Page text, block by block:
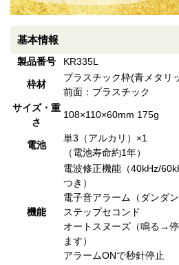
基本情報
製品番号 KR335L
枠材
プラスチック枠(青メタリ
前面：プラスチック
サイズ・重
さ
108×110×60mm 175g
電池
単3（アルカリ）×1
（電池寿命約1年）
機能
電波修正機能（40kHz/
つき）
電子音アラーム（ダンダン
ステップセコンド
オートスヌーズ（鳴る→
ます）
アラームONで秒針停止